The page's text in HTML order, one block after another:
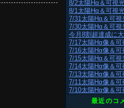
8/2太陽Hα＆可視
8/1太陽Hα＆可視
7/31太陽Hα＆可視
7/30太陽Hα＆可視
今月8割超達成に
7/17太陽Hα像＆可
7/16太陽Hα像＆可
7/15太陽Hα＆可視
7/14太陽Hα像＆可
7/13太陽Hα像＆可
7/11太陽Hα像＆可
7/10太陽Hα像＆可
最近のコ